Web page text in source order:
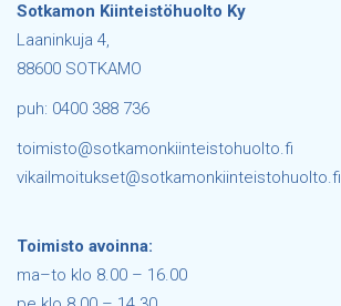
Sotkamon Kiinteistöhuolto Ky
Laaninkuja 4,
88600 SOTKAMO
puh: 0400 388 736
toimisto@sotkamonkiinteistohuolto.fi
vikailmoitukset@sotkamonkiinteistohuolto.fi
Toimisto avoinna:
ma–to klo 8.00 – 16.00